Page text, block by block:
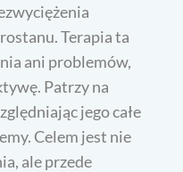
Terapia ta
ani problemów,
Patrzy na
jego całe
Celem jest nie
ale przede